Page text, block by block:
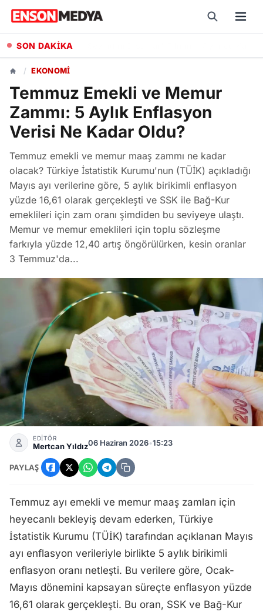
SON DAKİKA
/ EKONOMI
Temmuz Emekli ve Memur
Zammı: 5 Aylık Enflasyon
Verisi Ne Kadar Oldu?
Temmuz emekli ve memur maaş zammı ne kadar
olacak? Türkiye İstatistik Kurumu'nun (TÜİK) açıkladığı
Mayıs ayı verilerine göre, 5 aylık birikimli enflasyon
yüzde 16,61 olarak gerçekleşti ve SSK ile Bağ-Kur
emeklileri için zam oranı şimdiden bu seviyeye ulaştı.
Memur ve memur emeklileri için toplu sözleşme
farkıyla yüzde 12,40 artış öngörülürken, kesin oranlar
3 Temmuz'da...
Temmuz Emekli ve Memur Zammı: 5 Aylık Enflasyon Verisi
EDİTÖR
Mertcan Yıldız06 Haziran 2026•15:23
PAYLAŞ
Temmuz ayı emekli ve memur maaş zamları için
heyecanlı bekleyiş devam ederken, Türkiye
İstatistik Kurumu (TÜİK) tarafından açıklanan Mayıs
ayı enflasyon verileriyle birlikte 5 aylık birikimli
enflasyon oranı netleşti. Bu verilere göre, Ocak-
Mayıs dönemini kapsayan süreçte enflasyon yüzde
16,61 olarak gerçekleşti. Bu oran, SSK ve Bağ-Kur